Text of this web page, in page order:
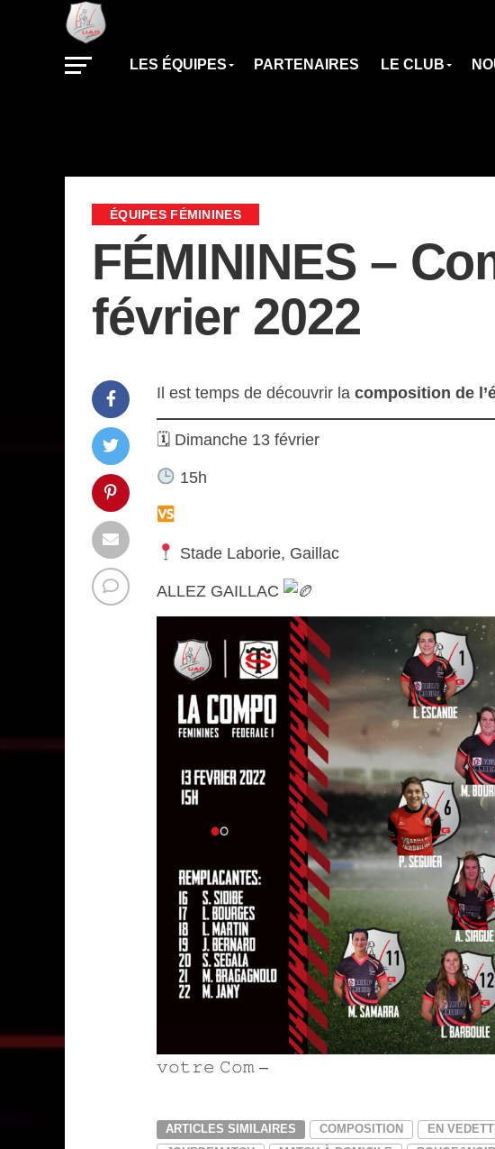
LES ÉQUIPES PARTENAIRES LE CLUB
ÉQUIPES FÉMININES
FÉMININES –
février 2022
Il est temps de découvrir la composition de
🗓 Dimanche 13 février
15h
Stade Laborie, Gaillac
ALLEZ GAILLAC
𝚟𝚘𝚝𝚛𝚎 𝙲𝚘𝚖 –
ARTICLES SIMILAIRES COMPOSITION EN